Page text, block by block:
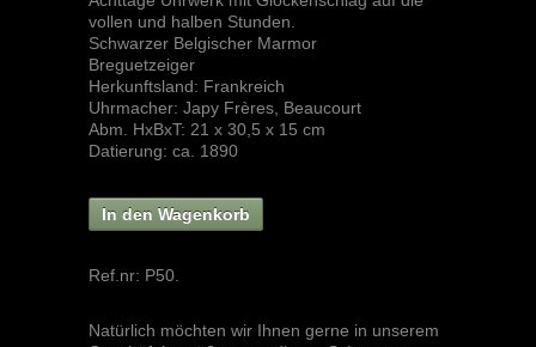
vollen und halben Stunden.
Schwarzer Belgischer Marmor
Breguetzeiger
Herkunftsland: Frankreich
Uhrmacher: Japy Frères, Beaucourt
Abm. HxBxT: 21 x 30,5 x 15 cm
Datierung: ca. 1890
In den Wagenkorb
Ref.nr: P50.
Natürlich möchten wir Ihnen gerne in unserem